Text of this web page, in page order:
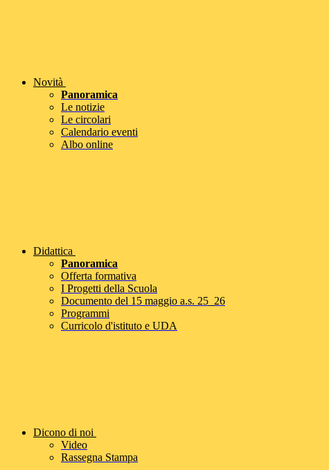
Novità
Panoramica
Le notizie
Le circolari
Calendario eventi
Albo online
Didattica
Panoramica
Offerta formativa
I Progetti della Scuola
Documento del 15 maggio a.s. 25_26
Programmi
Curricolo d'istituto e UDA
Dicono di noi
Video
Rassegna Stampa